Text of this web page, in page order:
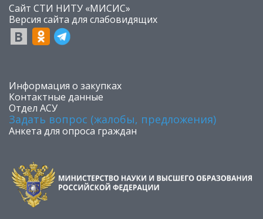
Сайт СТИ НИТУ «МИСИС»
​Версия сайта для слабовидящих
​Информация о закупках
Контактные данные
Отдел АСУ
Задать вопрос (жалобы, предложения)
Анкета для опроса граждан